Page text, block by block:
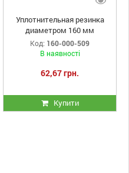
Уплотнительная резинка
диаметром 160 мм
Код: 160-000-509
В наявності
62,67 грн.
Купити